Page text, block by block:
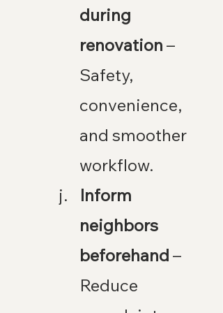
during
renovation –
Safety,
convenience,
and smoother
workflow.
Inform
neighbors
beforehand –
Reduce